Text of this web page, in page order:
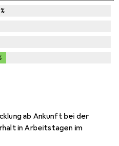
%
ab Ankunft bei der
in Arbeitstagen im